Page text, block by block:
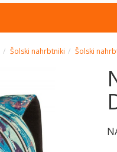
Šolski nahrbtniki Šolski